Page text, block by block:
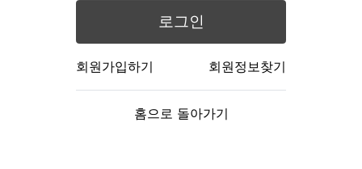
로그인
회원가입하기 회원정보찾기
홈으로 돌아가기